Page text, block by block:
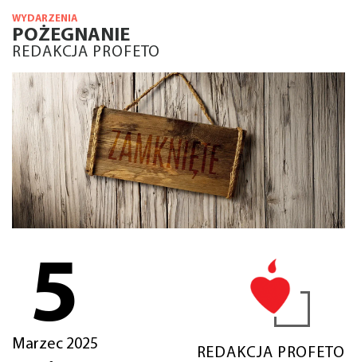
WYDARZENIA
POŻEGNANIE
REDAKCJA PROFETO
5
Marzec 2025
REDAKCJA PROFETO